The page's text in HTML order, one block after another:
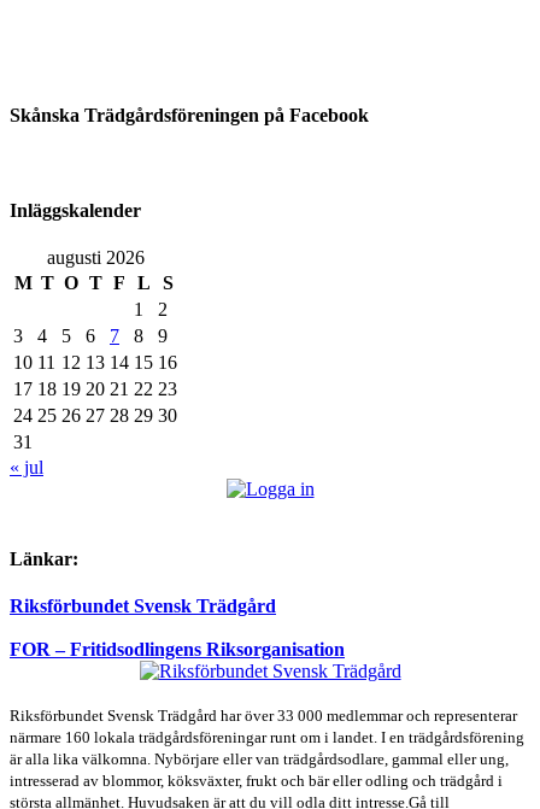
Skånska Trädgårdsföreningen på Facebook
Inläggskalender
augusti 2026
M T O T F L
S
1
2
3
4 5 6 7 8
9
10 11 12 13 14 15 16
17 18 19 20 21 22 23
24 25 26 27 28 29 30
31
« jul
Länkar:
Riksförbundet Svensk Trädgård
FOR – Fritidsodlingens Riksorganisation
Riksförbundet Svensk Trädgård har över 33 000 medlemmar och representerar
närmare 160 lokala trädgårdsföreningar runt om i landet. I en trädgårdsförening
är alla lika välkomna. Nybörjare eller van trädgårdsodlare, gammal eller ung,
intresserad av blommor, köksväxter, frukt och bär eller odling och trädgård i
största allmänhet. Huvudsaken är att du vill odla ditt intresse.Gå till